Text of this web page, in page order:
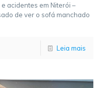
acidentes em Niterói –
de ver o sofá manchado
Leia mais